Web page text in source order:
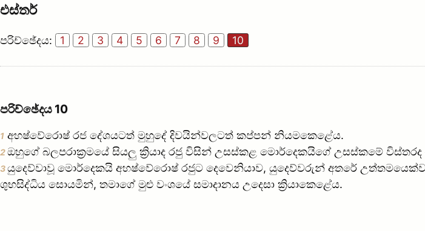
එස්තර්
පරිච්ඡේදය: 1 2 3 4 5 6 7 8 9 10
පරිච්ඡේදය 10
1 අහෂ්වේරොෂ් රජ දේශයටත් මුහුදේ දිවයින්වලටත් කප්පන් නියමකෙළේය.
2ඔහුගේ බලපරාක්‍රමයේ සියලු ක්‍රියාද රජු විසින් උසස්කළ මොර්දෙකයිගේ උසස්කමේ
3යුදෙව්වාවූ මොර්දෙකයි අහෂ්වේරොෂ් රජුට දෙවෙනියාව, යුදෙව්වරුන් අතරේ
ශුභසිද්ධිය සොයමින්, තමාගේ මුළු වංශයේ සමාදානය උදෙසා ක්‍රියාකෙළේය.